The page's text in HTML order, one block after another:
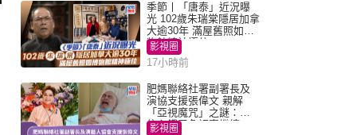
季節丨「唐泰」近況曝
光 102歲朱瑞棠隱居加拿
大逾30年 滿屋舊照如博
物館精神極佳
影視圈
17小時前
肥媽聯絡社署副署長及
演協支援張偉文 親解
「亞視魔咒」之謎：有
信心鐵三角評審繼續
影視圈